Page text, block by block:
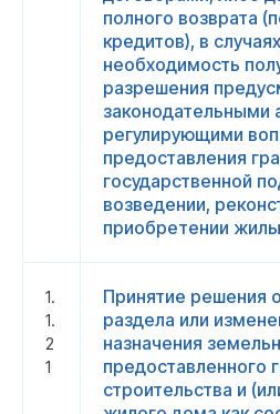
полного возврата
кредитов), в
необходимость
разрешения
законодательными
регулирующими
предоставления
государственной
возведении,
приобретении
1.
1.
2
1
Принятие решения
раздела или
назначения
предоставленного
строительства и